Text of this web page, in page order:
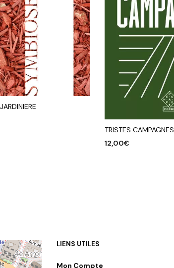
TRISTES CAMPAGNES
12,00€
LIENS UTILES
Mon Compte